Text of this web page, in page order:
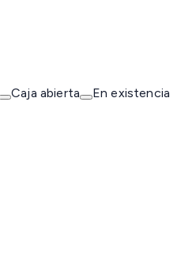
Caja abierta En existencia